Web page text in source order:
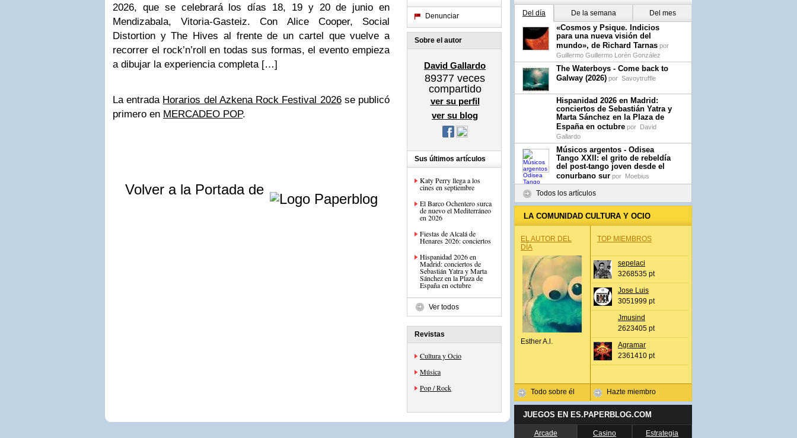
2026, que se celebrará los días 18, 19 y 20 de junio en
Mendizabala, Vitoria-Gasteiz. Con Alice Cooper, Social
Distortion y The Hives al frente de un cartel que vuelve a
recorrer el rock’n’roll en todas sus formas, el evento empieza
a dibujar la experiencia completa […]
La entrada Horarios del Azkena Rock Festival 2026se publicó
primero en MERCADEO POP.
Volver a la Portada de
Denunciar
Sobre el autor
David Gallardo
89377 veces
compartido
ver su perfil
ver su blog
Sus últimos artículos
Katy Perry llega a los
cines en septiembre
El Barco Ochentero surca
de nuevo el Mediterráneo
en 2026
Fiestas de Alcalá de
Henares 2026: conciertos
Hispanidad 2026 en
Madrid: conciertos de
Sebastián Yatra y Marta
Sánchez en la Plaza de
España en octubre
Ver todos
Revistas
Cultura y Ocio
Música
Pop / Rock
Del día De la semana Del mes
«Cosmos y Psique. Indicios
para una nueva visión del
mundo», de Richard Tarnas por
Guillermo Guillermo Lorén González
The Waterboys - Come back to
Galway (2026) por Savoytruffle
Hispanidad 2026 en Madrid:
conciertos de Sebastián Yatra y
Marta Sánchez en la Plaza de
España en octubre por David
Gallardo
Músicos argentos - Odisea
Tango XXII: el grito de rebeldía
del post-tango joven desde el
conurbano sur por Moebius
Todos los artículos
LA COMUNIDAD CULTURA Y OCIO
EL AUTOR DEL
DÍA
Esther A.l.
Todo sobre él
TOP MIEMBROS
sepelaci
3268535 pt
Jose Luis
3051999 pt
Jmusind
2623405 pt
Agramar
2361410 pt
Hazte miembro
JUEGOS EN ES.PAPERBLOG.COM
Arcade Casino Estrategia